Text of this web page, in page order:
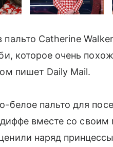
Catherine
которое очень
пишет Daily Mail.
белое пальто для
вместе со
наряд